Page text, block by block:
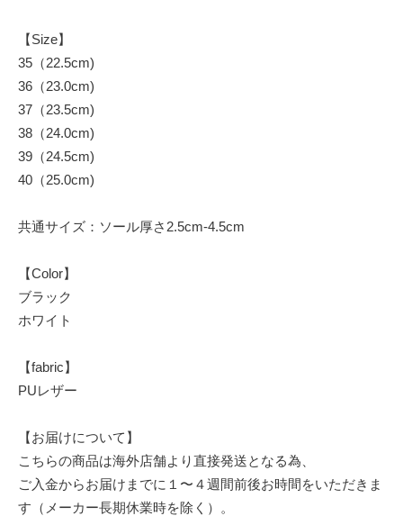
【Size】
35（22.5cm)
36（23.0cm)
37（23.5cm)
38（24.0cm)
39（24.5cm)
40（25.0cm)
共通サイズ：ソール厚さ2.5cm-4.5cm
【Color】
ブラック
ホワイト
【fabric】
PUレザー
【お届けについて】
こちらの商品は海外店舗より直接発送となる為、
ご入金からお届けまでに１〜４週間前後お時間をいただきま
す（メーカー長期休業時を除く）。